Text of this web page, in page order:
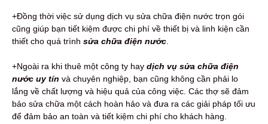
+Đồng thời việc sử dụng dịch vụ sửa chữa điện nước trọn gói
cũng giúp bạn tiết kiệm được chi phí về thiết bị và linh kiện cần
thiết cho quá trình sửa chữa điện nước.
+Ngoài ra khi thuê một công ty hay dịch vụ sửa chữa điện
nước uy tín và chuyên nghiệp, bạn cũng không cần phải lo
lắng về chất lượng và hiệu quả của công việc. Các thợ sẽ đảm
bảo sửa chữa một cách hoàn hảo và đưa ra các giải pháp tối ưu
để đảm bảo an toàn và tiết kiệm chi phí cho khách hàng.